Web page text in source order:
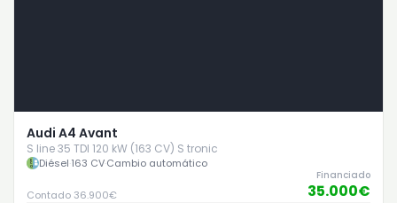
Audi A4 Avant
S line 35 TDI 120 kW (163 CV) S tronic
Diésel·163 CV·Cambio automático
Contado 36.900€
Financiado
35.000€